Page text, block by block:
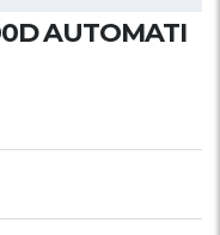
AUTOMATI